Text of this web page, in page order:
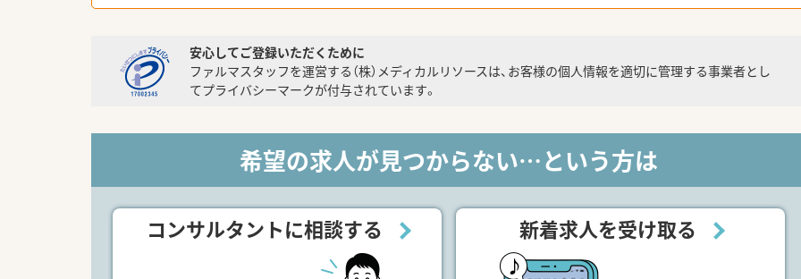
安心してご登録いただくために
ファルマスタッフを運営する（株）メディカルリソースは、お客様の個人情報を適切に管理する事業者とし
てプライバシーマークが付与されています。
希望の求人が見つからない…という方は
コンサルタントに相談する 新着求人を受け取る